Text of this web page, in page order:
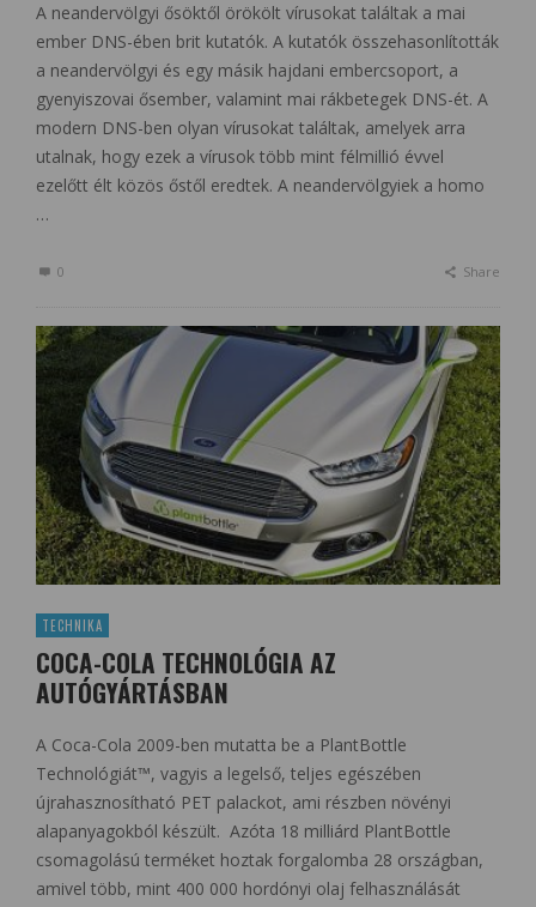
A neandervölgyi ősöktől örökölt vírusokat találtak a mai
ember DNS-ében brit kutatók. A kutatók összehasonlították
a neandervölgyi és egy másik hajdani embercsoport, a
gyenyiszovai ősember, valamint mai rákbetegek DNS-ét. A
modern DNS-ben olyan vírusokat találtak, amelyek arra
utalnak, hogy ezek a vírusok több mint félmillió évvel
ezelőtt élt közös őstől eredtek. A neandervölgyiek a homo
…
0 Share
TECHNIKA
COCA-COLA TECHNOLÓGIA AZ
AUTÓGYÁRTÁSBAN
A Coca-Cola 2009-ben mutatta be a PlantBottle
Technológiát™, vagyis a legelső, teljes egészében
újrahasznosítható PET palackot, ami részben növényi
alapanyagokból készült. Azóta 18 milliárd PlantBottle
csomagolású terméket hoztak forgalomba 28 országban,
amivel több, mint 400 000 hordónyi olaj felhasználását